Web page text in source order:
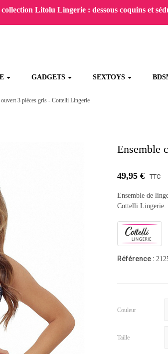
Litolu Lingerie : dessous coquins et
GADGETS SEXTOYS
3 pièces gris - Cottelli Lingerie
Ensemble
49,95 € TTC
Ensemble de
Cottelli Lingerie.
Référence :
Couleur
Taille